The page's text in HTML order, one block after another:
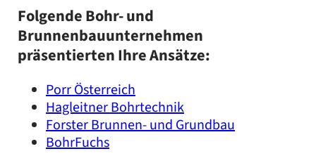
FolgendeBohr- und
Brunnenbauunternehmen
präsentierten Ihre Ansätze:
Porr Österreich
Hagleitner Bohrtechnik
Forster Brunnen- und Grundbau
BohrFuchs